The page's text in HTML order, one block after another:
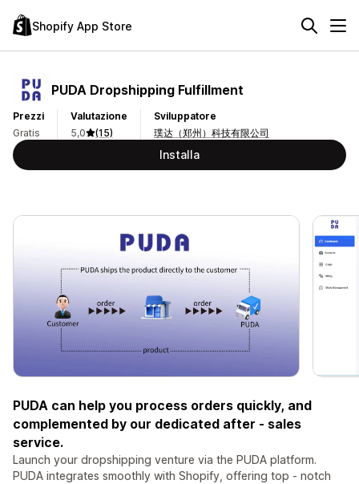
Shopify App Store
PUDA Dropshipping Fulfillment
Prezzi
Gratis
Valutazione
5,0
(15)
Sviluppatore
璞达（郑州）科技有限公司
Installa
PUDA can help you process orders quickly, and
complemented by our dedicated after - sales
service.
Launch your dropshipping venture via the PUDA platform.
PUDA integrates smoothly with Shopify, offering top - notch